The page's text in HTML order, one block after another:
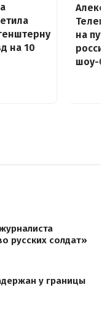
на 10
на
шоу-
русских солдат»
у границы